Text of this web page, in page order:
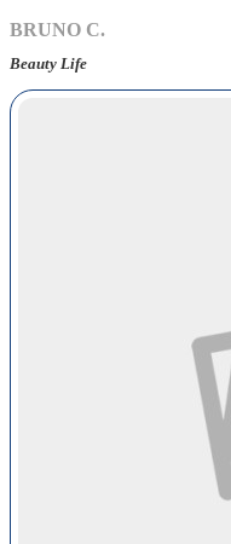
BRUNO C.
Beauty Life